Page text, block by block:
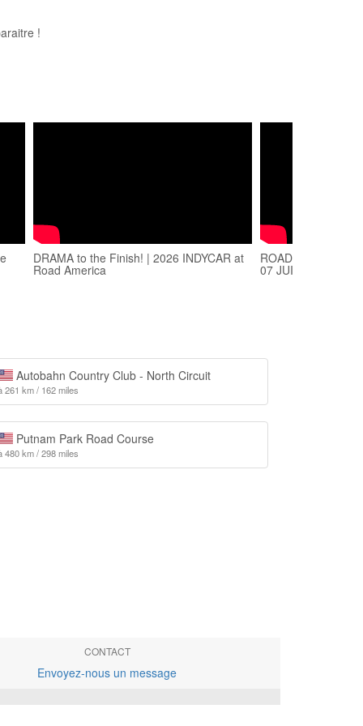
!
DRAMA to the Finish! | 2026 INDYCAR at
Road America
ROAD TO
07 JUIN 2026
Autobahn Country Club - North Circuit
261 km / 162 miles
Putnam Park Road Course
480 km / 298 miles
CONTACT
Envoyez-nous un message